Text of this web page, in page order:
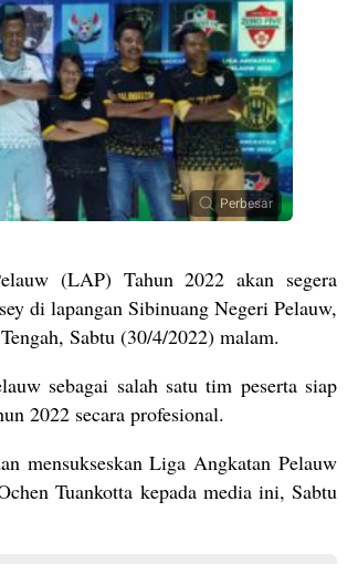
Perbesar
(LAP) Tahun 2022 akan segera
di lapangan Sibinuang Negeri Pelauw,
Sabtu (30/4/2022) malam.
sebagai salah satu tim peserta siap
2022 secara profesional.
mensukseskan Liga Angkatan Pelauw
Tuankotta kepada media ini, Sabtu